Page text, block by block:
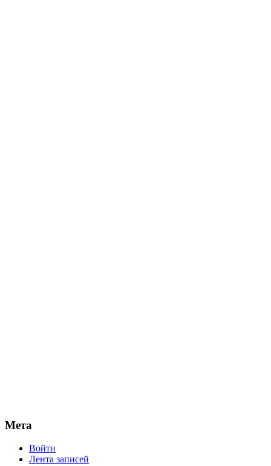
Мета
Войти
Лента записей